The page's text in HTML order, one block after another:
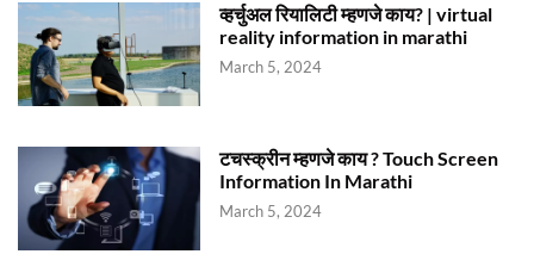
व्हर्चुअल रियालिटी म्हणजे काय? | virtual
reality information in marathi
March 5, 2024
टचस्क्रीन म्हणजे काय ? Touch Screen
Information In Marathi
March 5, 2024